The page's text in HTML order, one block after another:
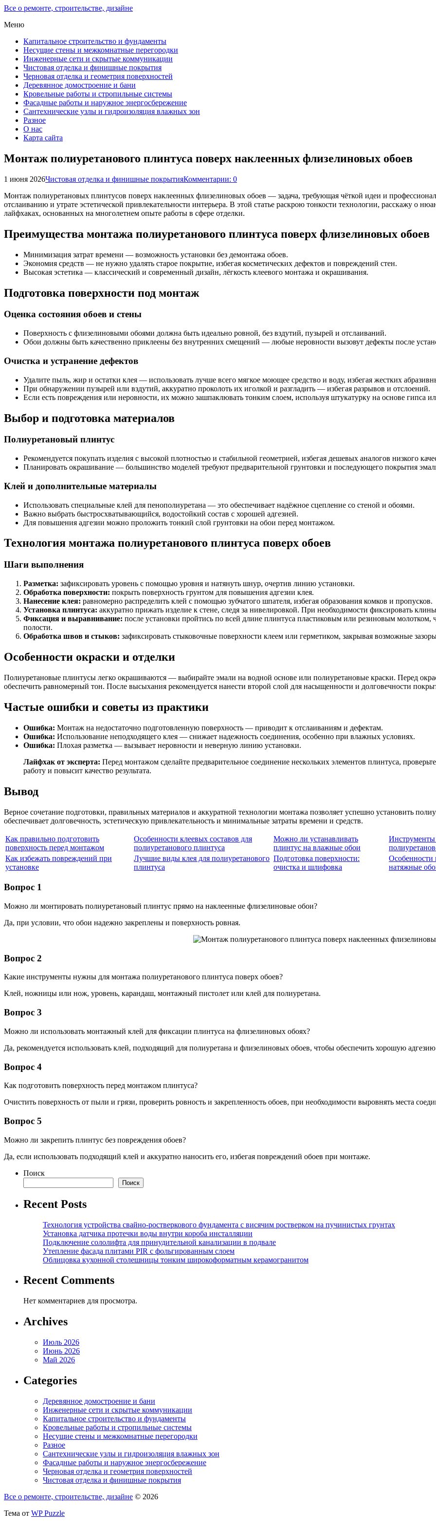
Все о ремонте, строительстве, дизайне
Меню
Капитальное строительство и фундаменты
Несущие стены и межкомнатные перегородки
Инженерные сети и скрытые коммуникации
Чистовая отделка и финишные покрытия
Черновая отделка и геометрия поверхностей
Деревянное домостроение и бани
Кровельные работы и стропильные системы
Фасадные работы и наружное энергосбережение
Сантехнические узлы и гидроизоляция влажных зон
Разное
О нас
Карта сайта
Монтаж полиуретанового плинтуса поверх наклеенных флизелиновых обоев
1 июня 2026Чистовая отделка и финишные покрытияКомментарии: 0
Монтаж полиуретановых плинтусов поверх наклеенных флизелиновых обоев — задача, требующая чёткой идеи и
отслаиванию и утрате эстетической привлекательности интерьера. В этой статье раскрою тонкости технологии, расскажу о
лайфхаках, основанных на многолетнем опыте работы в сфере отделки.
Преимущества монтажа полиуретанового плинтуса поверх флизелиновых обоев
Минимизация затрат времени — возможность установки без демонтажа обоев.
Экономия средств — не нужно удалять старое покрытие, избегая косметических дефектов и повреждений стен.
Высокая эстетика — классический и современный дизайн, лёгкость клеевого монтажа и окрашивания.
Подготовка поверхности под монтаж
Оценка состояния обоев и стены
Поверхность с флизелиновыми обоями должна быть идеально ровной, без вздутий, пузырей и отслаиваний.
Обои должны быть качественно приклеены без внутренних смещений — любые неровности вызовут дефекты после
Очистка и устранение дефектов
Удалите пыль, жир и остатки клея — использовать лучше всего мягкое моющее средство и воду, избегая жестких
При обнаружении пузырей или вздутий, аккуратно проколоть их иголкой и разгладить — избегая разрывов и отслоений.
Если есть повреждения или неровности, их можно зашпаклювать тонким слоем, используя штукатурку на основе гипса
Выбор и подготовка материалов
Полиуретановый плинтус
Рекомендуется покупать изделия с высокой плотностью и стабильной геометрией, избегая дешевых аналогов низкого
Планировать окрашивание — большинство моделей требуют предварительной грунтовки и последующего покрытия
Клей и дополнительные материалы
Использовать специальные клей для пенополиуретана — это обеспечивает надёжное сцепление со стеной и обоями.
Важно выбрать быстросхватывающийся, водостойкий состав с хорошей адгезией.
Для повышения адгезии можно проложить тонкий слой грунтовки на обои перед монтажом.
Технология монтажа полиуретанового плинтуса поверх обоев
Шаги выполнения
Разметка: зафиксировать уровень с помощью уровня и натянуть шнур, очертив линию установки.
Обработка поверхности: покрыть поверхность грунтом для повышения адгезии клея.
Нанесение клея: равномерно распределить клей с помощью зубчатого шпателя, избегая образования комков и пропусков.
Установка плинтуса: аккуратно прижать изделие к стене, следя за нивелировкой. При необходимости фиксировать
Фиксация и выравнивание: после установки пройтись по всей длине плинтуса пластиковым или резиновым
полости.
Обработка швов и стыков: зафиксировать стыковочные поверхности клеем или герметиком, закрывая возможные
Особенности окраски и отделки
Полиуретановые плинтусы легко окрашиваются — выбирайте эмали на водной основе или полиуретановые краски. Перед
обеспечить равномерный тон. После высыхания рекомендуется нанести второй слой для насыщенности и долговечности
Частые ошибки и советы из практики
Ошибка: Монтаж на недостаточно подготовленную поверхность — приводит к отслаиваниям и дефектам.
Ошибка: Использование неподходящего клея — снижает надежность соединения, особенно при влажных условиях.
Ошибка: Плохая разметка — вызывает неровности и неверную линию установки.
Лайфхак от эксперта: Перед монтажом сделайте предварительное соединение нескольких элементов плинтуса,
работу и повысит качество результата.
Вывод
Верное сочетание подготовки, правильных материалов и аккуратной технологии монтажа позволяет успешно установить
обеспечивает долговечность, эстетическую привлекательность и минимальные затраты времени и средств.
Как правильно подготовить
поверхность перед монтажом
Особенности клеевых составов для
полиуретанового плинтуса
Можно ли устанавливать
плинтус на влажные обои
Как избежать повреждений при
установке
Лучшие виды клея для полиуретанового
плинтуса
Подготовка поверхности:
очистка и шлифовка
Особенности
натяжные
Вопрос 1
Можно ли монтировать полиуретановый плинтус прямо на наклеенные флизелиновые обои?
Да, при условии, что обои надежно закреплены и поверхность ровная.
Вопрос 2
Какие инструменты нужны для монтажа полиуретанового плинтуса поверх обоев?
Клей, ножницы или нож, уровень, карандаш, монтажный пистолет или клей для полиуретана.
Вопрос 3
Можно ли использовать монтажный клей для фиксации плинтуса на флизелиновых обоях?
Да, рекомендуется использовать клей, подходящий для полиуретана и флизелиновых обоев, чтобы обеспечить хорошую
Вопрос 4
Как подготовить поверхность перед монтажом плинтуса?
Очистить поверхность от пыли и грязи, проверить ровность и закрепленность обоев, при необходимости выровнять места
Вопрос 5
Можно ли закрепить плинтус без повреждения обоев?
Да, если использовать подходящий клей и аккуратно наносить его, избегая повреждений обоев при монтаже.
Поиск
Поиск
Recent Posts
Технология устройства свайно-ростверкового фундамента с висячим ростверком на пучинистых грунтах
Установка датчика протечки воды внутри короба инсталляции
Подключение сололифта для принудительной канализации в подвале
Утепление фасада плитами PIR с фольгированным слоем
Облицовка кухонной столешницы тонким широкоформатным керамогранитом
Recent Comments
Нет комментариев для просмотра.
Archives
Июль 2026
Июнь 2026
Май 2026
Categories
Деревянное домостроение и бани
Инженерные сети и скрытые коммуникации
Капитальное строительство и фундаменты
Кровельные работы и стропильные системы
Несущие стены и межкомнатные перегородки
Разное
Сантехнические узлы и гидроизоляция влажных зон
Фасадные работы и наружное энергосбережение
Черновая отделка и геометрия поверхностей
Чистовая отделка и финишные покрытия
Все о ремонте, строительстве, дизайне © 2026
Тема от WP Puzzle